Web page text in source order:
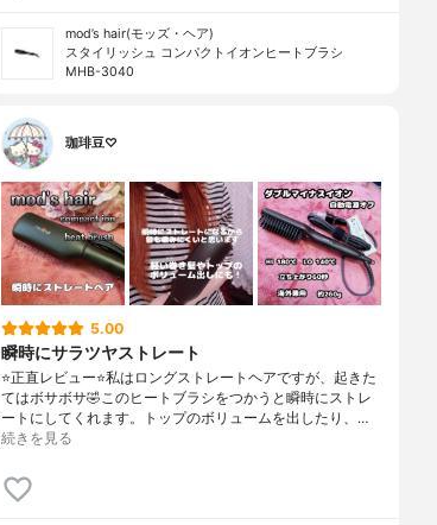
mod’s hair(モッズ・ヘア)
スタイリッシュ コンパクトイオンヒートブラシ
MHB-3040
珈琲豆♡
5.00
瞬時にサラツヤストレート
⭐️正直レビュー⭐️私はロングストレートヘアですが、起きた
てはボサボサ🤣このヒートブラシをつかうと瞬時にストレ
ートにしてくれます。トップのボリュームを出したり、…
続きを見る